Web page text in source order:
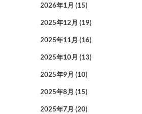
2026年1月 (15)
2025年12月 (19)
2025年11月 (16)
2025年10月 (13)
2025年9月 (10)
2025年8月 (15)
2025年7月 (20)